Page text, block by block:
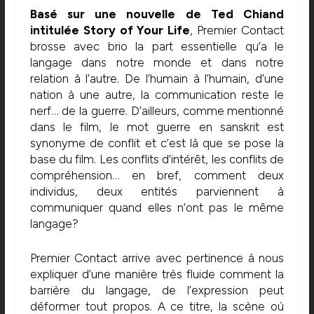
Basé sur une nouvelle de Ted Chiand
intitulée Story of Your Life, Premier Contact
brosse avec brio la part essentielle qu’a le
langage dans notre monde et dans notre
relation à l’autre. De l’humain à l’humain, d’une
nation à une autre, la communication reste le
nerf… de la guerre. D’ailleurs, comme mentionné
dans le film, le mot guerre en sanskrit est
synonyme de conflit et c’est là que se pose la
base du film. Les conflits d’intérêt, les conflits de
compréhension… en bref, comment deux
individus, deux entités parviennent à
communiquer quand elles n’ont pas le même
langage?
Premier Contact arrive avec pertinence à nous
expliquer d’une manière très fluide comment la
barrière du langage, de l’expression peut
déformer tout propos. A ce titre, la scène où